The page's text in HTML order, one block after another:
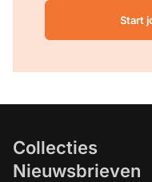
Start
Collecties
Nieuwsbrieven